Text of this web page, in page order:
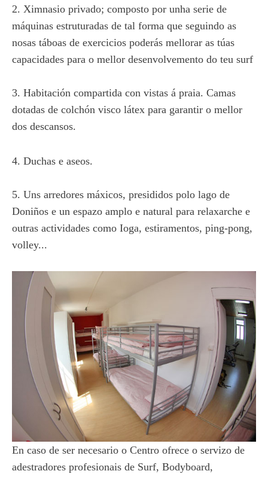
2. Ximnasio privado; composto por unha serie de
máquinas estruturadas de tal forma que seguindo as
nosas táboas de exercicios poderás mellorar as túas
capacidades para o mellor desenvolvemento do teu surf
3. Habitación compartida con vistas á praia. Camas
dotadas de colchón visco látex para garantir o mellor
dos descansos.
4. Duchas e aseos.
5. Uns arredores máxicos, presididos polo lago de
Doniños e un espazo amplo e natural para relaxarche e
outras actividades como Ioga, estiramentos, ping-pong,
volley...
En caso de ser necesario o Centro ofrece o servizo de
adestradores profesionais de Surf, Bodyboard,